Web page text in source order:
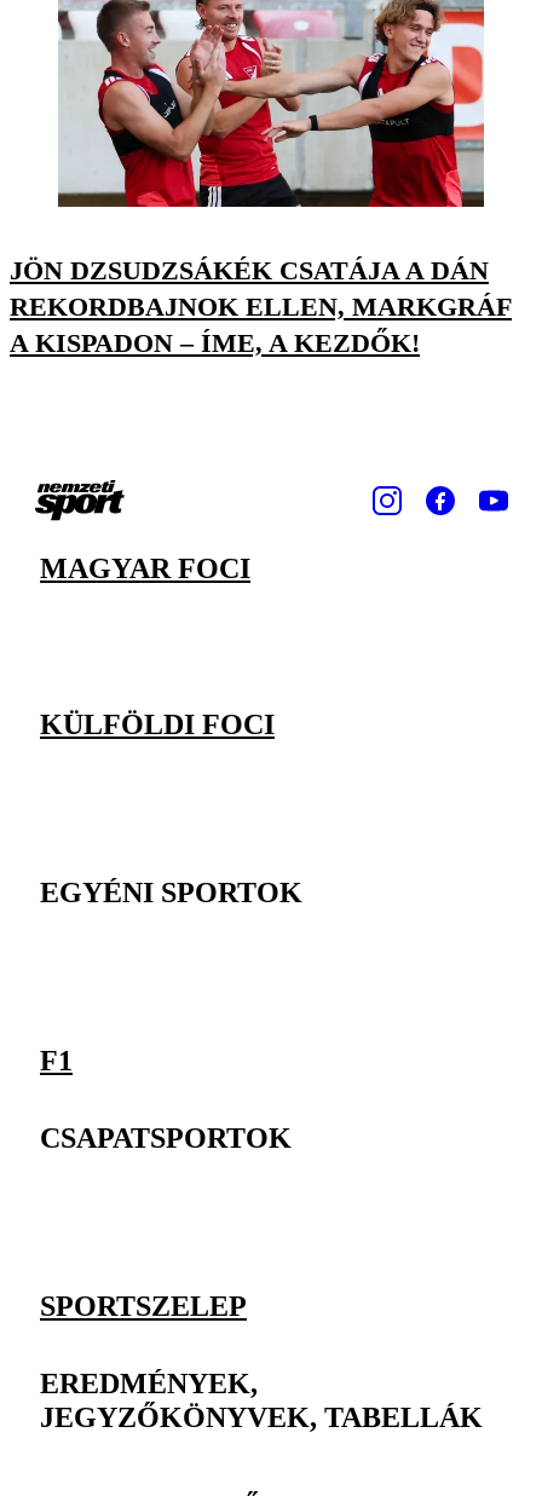
JÖN DZSUDZSÁKÉK CSATÁJA A DÁN
REKORDBAJNOK ELLEN, MARKGRÁF
A KISPADON – ÍME, A KEZDŐK!
MAGYAR FOCI
KÜLFÖLDI FOCI
EGYÉNI SPORTOK
F1
CSAPATSPORTOK
SPORTSZELEP
EREDMÉNYEK,
JEGYZŐKÖNYVEK, TABELLÁK